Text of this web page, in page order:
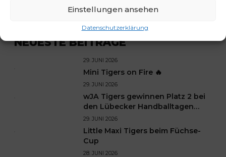
Einstellungen ansehen
Datenschutzerklärung
NEUESTE BEITRÄGE
29. JUNI 2026
Mini Tigers on Fire 🔥
29. JUNI 2026
wJA Tigers gewinnen Platz 2 bei
den Lübecker Handballtagen
2026
29. JUNI 2026
Little Maxi Tigers beim Füchse-
Cup
28. JUNI 2026